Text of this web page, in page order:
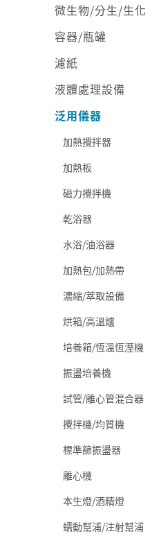
微生物/分生/生化
容器/瓶罐
濾紙
液體處理設備
泛用儀器
加熱攪拌器
加熱板
磁力攪拌機
乾浴器
水浴/油浴器
加熱包/加熱帶
濃縮/萃取設備
烘箱/高溫爐
培養箱/恆溫恆溼機
振盪培養機
試管/離心管混合器
攪拌機/均質機
標準篩振盪器
離心機
本生燈/酒精燈
蠕動幫浦/注射幫浦